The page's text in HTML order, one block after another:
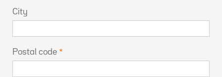
City
Postal code